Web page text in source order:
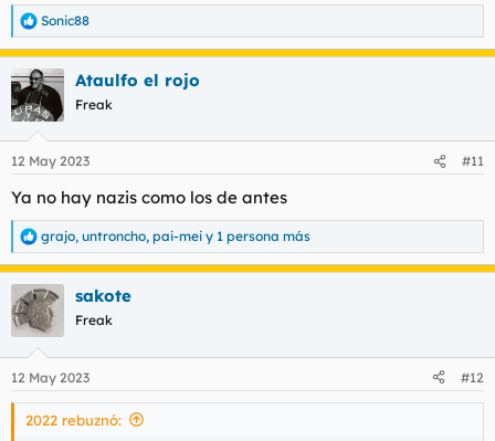
R
e
a
c
c
i
e
:
Sonic88
Ataulfo el rojo
Freak
12 May 2023 #11
Ya no hay nazis como los de antes
R
e
a
c
c
i
e
s
grajo, untroncho, pai-mei y 1 persona más
sakote
Freak
12 May 2023 #12
2022 rebuznó: